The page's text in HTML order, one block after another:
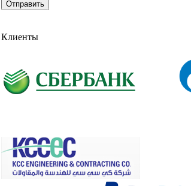
Клиенты